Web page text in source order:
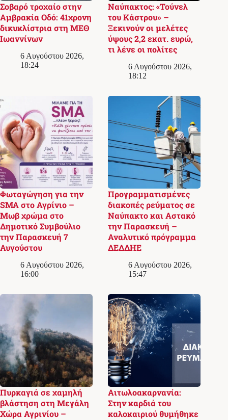
Σοβαρό τροχαίο στην
Αμβρακία Οδό: 41χρονη
δικυκλίστρια στη ΜΕΘ
Ιωαννίνων
6 Αυγούστου 2026,
18:24
Ναύπακτος: «Τούνελ
του Κάστρου» –
Ξεκινούν οι μελέτες
ύψους 2,2 εκατ. ευρώ,
τι λένε οι πολίτες
6 Αυγούστου 2026,
18:12
Φωταγώγηση για την
SMA στο Αγρίνιο –
Μωβ χρώμα στο
Δημοτικό Συμβούλιο
την Παρασκευή 7
Αυγούστου
6 Αυγούστου 2026,
16:00
Προγραμματισμένες
διακοπές ρεύματος σε
Ναύπακτο και Αστακό
την Παρασκευή –
Αναλυτικό πρόγραμμα
ΔΕΔΔΗΕ
6 Αυγούστου 2026,
15:47
Πυρκαγιά σε χαμηλή
βλάστηση στη Μεγάλη
Χώρα Αγρινίου –
Αιτωλοακαρνανία:
Στην καρδιά του
καλοκαιριού θυμήθηκε